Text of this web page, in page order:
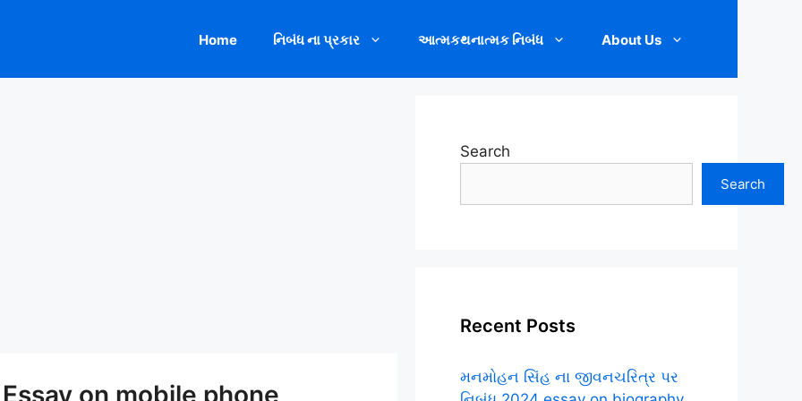
Home નિબંધ ના પ્રકાર આત્મકથનાત્મક નિબંધ About Us
on mobile phone
Search
Search
Recent Posts
મનમોહન સિંહ ના જીવનચરિત્ર પર